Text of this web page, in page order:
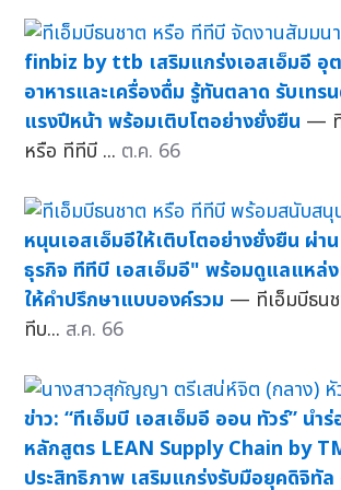
finbiz by ttb เสริมแกร่งเอสเอ็มอี อุ
อาหารและเครื่องดื่ม รู้ทันตลาด รับเทร
แรงปีหน้า พร้อมเติบโตอย่างยั่งยืน — ที
หรือ ทีทีบี ... ต.ค. 66
หนุนเอสเอ็มอีให้เติบโตอย่างยั่งยืน ผ่า
ธุรกิจ ทีทีบี เอสเอ็มอี" พร้อมดูแลแหล่ง
ให้คำปรึกษาแบบองค์รวม — ทีเอ็มบีธน
ทีบ... ส.ค. 66
ข่าว: “ทีเอ็มบี เอสเอ็มอี ออน ทัวร์” นำ
หลักสูตร LEAN Supply Chain by
ประสิทธิภาพ เสริมแกร่งรับมือยุคดิจิทัล